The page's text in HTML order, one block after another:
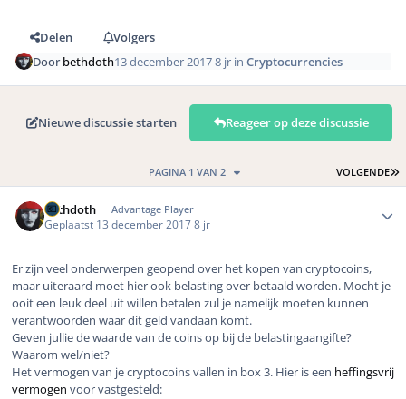
Delen
Volgers
Doorbethdoth13 december 20178 jr inCryptocurrencies
Nieuwe discussie starten Reageer op deze discussie
VOLGENDE
PAGINA 1 VAN 2
bethdoth Advantage Player
Geplaatst 13 december 20178 jr
Er zijn veel onderwerpen geopend over het kopen van cryptocoins,
maar uiteraard moet hier ook belasting over betaald worden. Mocht je
ooit een leuk deel uit willen betalen zul je namelijk moeten kunnen
verantwoorden waar dit geld vandaan komt.
Geven jullie de waarde van de coins op bij de belastingaangifte?
Waarom wel/niet?
Het vermogen van je cryptocoins vallen in box 3. Hier is een heffingsvrij
vermogen voor vastgesteld: